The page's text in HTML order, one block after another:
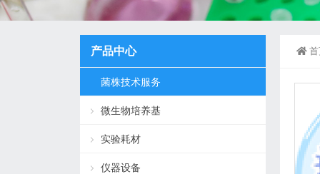
产品中心
菌株技术服务
微生物培养基
实验耗材
仪器设备